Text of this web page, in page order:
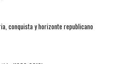
conquista y horizonte republicano